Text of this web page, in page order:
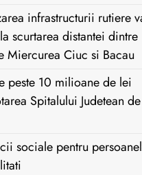
infrastructurii rutiere
scurtarea distantei dintre
Miercurea Ciuc si Bacau
peste 10 milioane de lei
Spitalului Judetean de
sociale pentru